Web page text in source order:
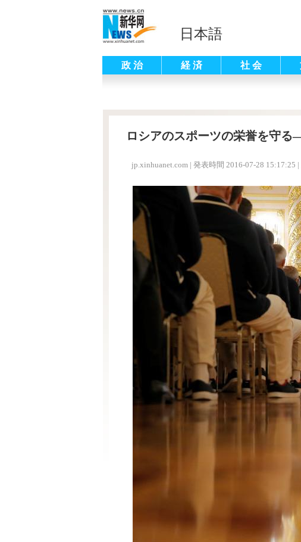
日本語
政 治 経 済 社 会
ロシアのスポーツの栄誉を守
jp.xinhuanet.com | 発表時間 2016-07-28 15:17:25